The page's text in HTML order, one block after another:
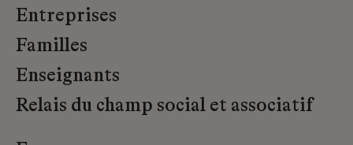
Entreprises
Familles
Enseignants
Relais du champ social et associatif